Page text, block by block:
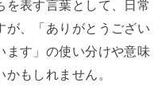
を表す言葉として、日常
が、「ありがとうござい
ます」の使い分けや意味
もしれません。